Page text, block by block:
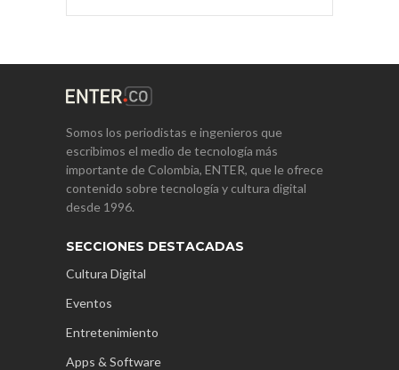
Somos los periodistas e ingenieros que
escribimos el medio de tecnología más
importante de Colombia, ENTER, que le ofrece
contenido sobre tecnología y cultura digital
desde 1996.
SECCIONES DESTACADAS
Cultura Digital
Eventos
Entretenimiento
Apps & Software